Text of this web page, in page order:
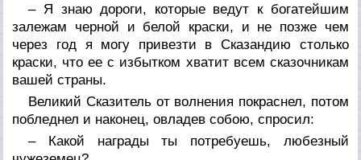
– Я знаю дороги, которые ведут к богатейшим
залежам черной и белой краски, и не позже чем
через год я могу привезти в Сказандию столько
краски, что ее с избытком хватит всем сказочникам
вашей страны.
Великий Сказитель от волнения покраснел, потом
побледнел и наконец, овладев собою, спросил:
– Какой награды ты потребуешь, любезный